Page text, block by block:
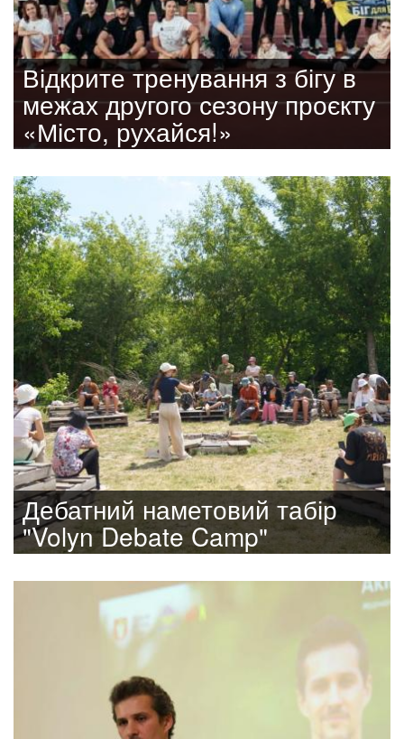
Відкрите тренування з бігу в
межах другого сезону проєкту
«Місто, рухайся!»
Дебатний наметовий табір
"Volyn Debate Camp"